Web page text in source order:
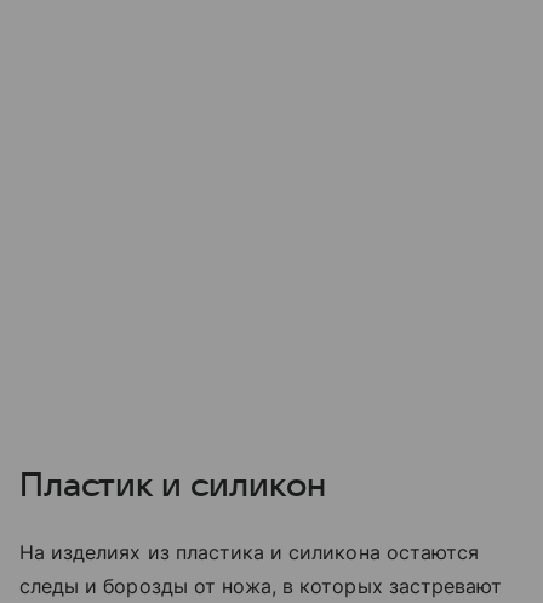
Пластик и силикон
На изделиях из пластика и силикона остаются
следы и борозды от ножа, в которых застревают